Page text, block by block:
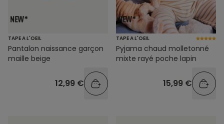
TAPE A L'OEIL
Pantalon naissance garçon
maille beige
12,99 €
TAPE A L'OEIL
Pyjama chaud molletonné
mixte rayé poche lapin
15,99 €